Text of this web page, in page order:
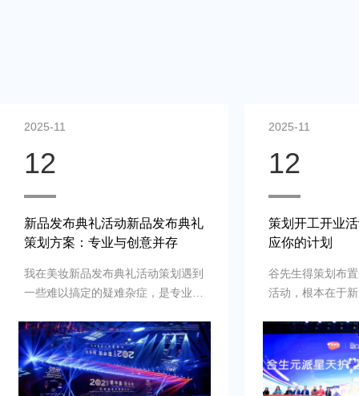
2025-11
12
新品发布典礼活动新品发布典礼
策划方案：专业与创意并存
我在美妆新品发布典礼活动策划遇到
一些难以搞定的疑难杂症，是专业新
助我完成，而且也是设计构想有创
意，重点考虑设计安排，整个美妆新
品发布典礼活动策划完美对应，下次
有需要还会选择乐野策划。
2025-11
12
策划开工开业
应你的计划
谷先生得策划布
活动，根本在于
并营造良好的品
到：增加曝光度
体，提高知名度
销售。可是鉴于